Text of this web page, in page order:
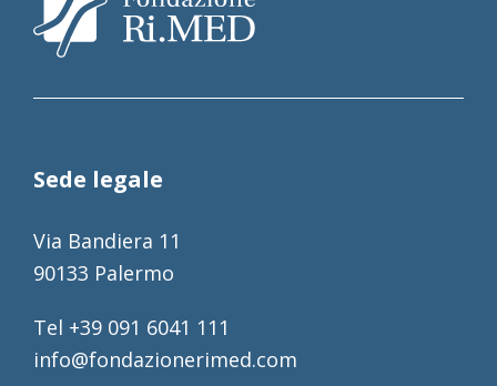
Sede legale
Via Bandiera 11
90133 Palermo
Tel +39 091 6041 111
info@fondazionerimed.com